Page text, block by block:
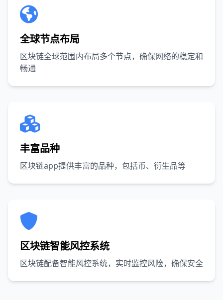
全球节点布局
区块链全球范围内布局多个节点，确保网络的稳定和
畅通
丰富品种
区块链app提供丰富的品种，包括币、衍生品等
区块链智能风控系统
区块链配备智能风控系统，实时监控风险，确保安全